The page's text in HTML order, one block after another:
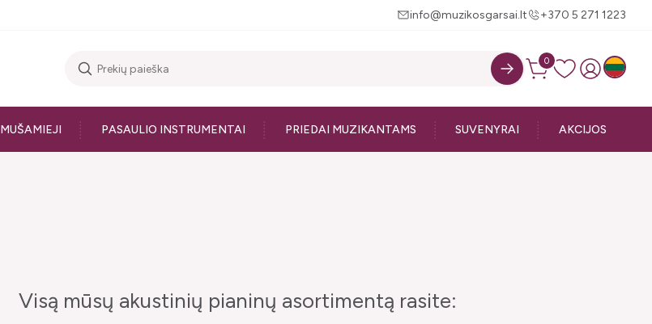
info@muzikosgarsai.lt +370 5 271 1223
0
MUŠAMIEJI PASAULIO INSTRUMENTAI PRIEDAI MUZIKANTAMS SUVENYRAI AKCIJOS
Visą mūsų akustinių pianinų asortimentą rasite: